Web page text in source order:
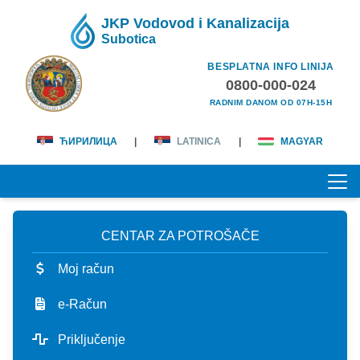
JKP Vodovod i Kanalizacija
Subotica
BESPLATNA INFO LINIJA
0800-000-024
RADNIM DANOM OD 07H-15H
ЋИРИЛИЦА LATINICA MAGYAR
POČETNA
O NAMA
lična karta
KORISNICI
CENTAR ZA POTROŠAČE
Moj račun
e-Račun
Priključenje